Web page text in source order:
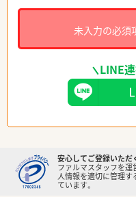
未入力の必須
LINE
安心してご登録いただ
ファルマスタッフを運
人情報を適切に管理
ています。